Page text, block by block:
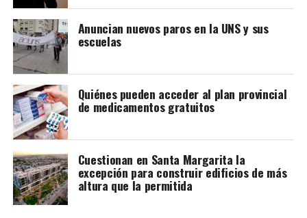
Anuncian nuevos paros en la UNS y sus
escuelas
Quiénes pueden acceder al plan provincial
de medicamentos gratuitos
Cuestionan en Santa Margarita la
excepción para construir edificios de más
altura que la permitida